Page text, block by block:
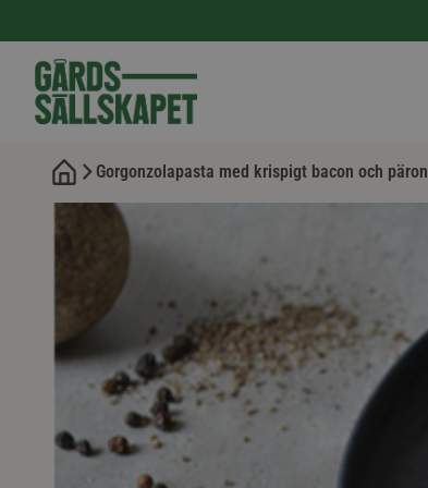
Gorgonzolapasta med krispigt bacon och päron